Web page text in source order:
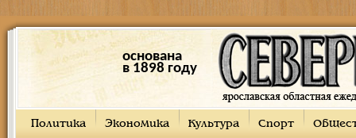
основана
в 1898 году
Политика Экономика Культура Спорт